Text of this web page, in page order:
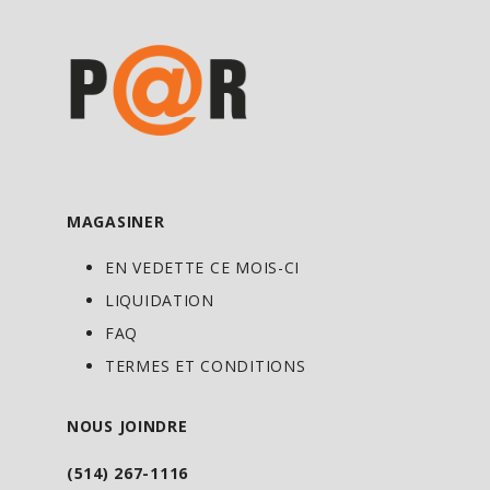
MAGASINER
EN VEDETTE CE MOIS-CI
LIQUIDATION
FAQ
TERMES ET CONDITIONS
NOUS JOINDRE
(514) 267-1116